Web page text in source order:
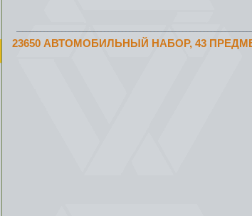
23650 АВТОМОБИЛЬНЫЙ НАБОР, 43